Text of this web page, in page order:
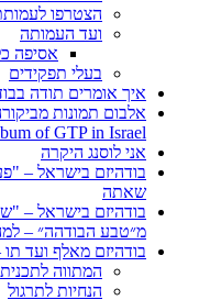
הצטרפו
ועד העמותה
אסיפה
בעלי תפקידים
איך אומרים תודה
of GTP in Israel
אני לוסנג היקרה
בודהיזם בישראל –
שאתה
בודהיזם בישראל –
מ״טבע הבודהה״ –
בודהיזם מאלף ועד תו
המתווה לתכנית
הנחיות לתרגול